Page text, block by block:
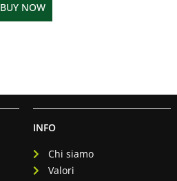
BUY NOW
INFO
Chi siamo
Valori